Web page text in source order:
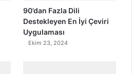
90’dan Fazla Dili
Destekleyen En İyi Çeviri
Uygulaması
Ekim 23, 2024